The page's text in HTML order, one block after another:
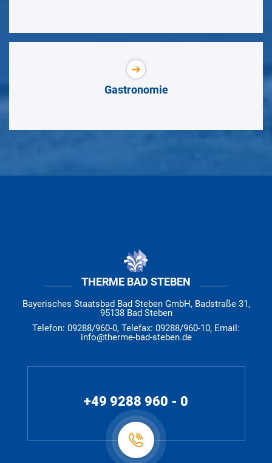
Gastronomie
THERME BAD STEBEN
Bayerisches Staatsbad Bad Steben GmbH, Badstraße 31,
95138 Bad Steben
Telefon: 09288/960-0, Telefax: 09288/960-10, Email:
info@therme-bad-steben.de
+49 9288 960 - 0